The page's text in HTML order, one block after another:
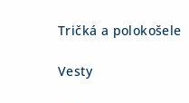
Tričká a polokošele
Vesty